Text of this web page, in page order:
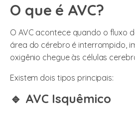
O que é AVC?
O AVC acontece quando o fluxo
área do cérebro é interrompido,
oxigênio chegue às células
Existem dois tipos principais:
🔹 AVC Isquêmico